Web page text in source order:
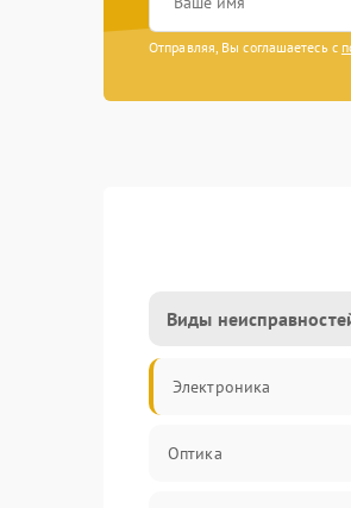
Отправляя, Вы соглашаетесь с
Виды
Электроника
Оптика